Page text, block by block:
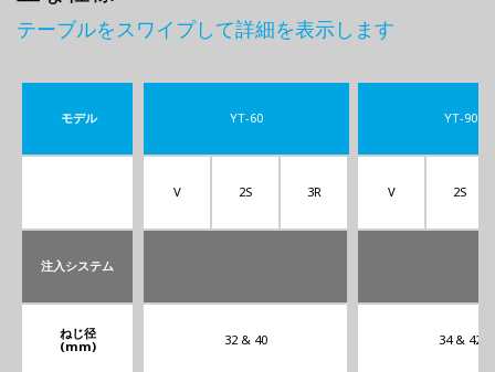
テーブルをスワイプして詳細を表示します
モデル
注入システム
ねじ径
(mm)
YT-60
V 2S 3R
32 & 40
YT-90
V 2S
34 & 42